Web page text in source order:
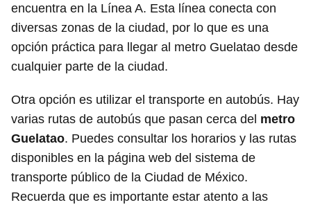
encuentra en la Línea A. Esta línea conecta con
diversas zonas de la ciudad, por lo que es una
opción práctica para llegar al metro Guelatao desde
cualquier parte de la ciudad.
Otra opción es utilizar el transporte en autobús. Hay
varias rutas de autobús que pasan cerca del metro
Guelatao. Puedes consultar los horarios y las rutas
disponibles en la página web del sistema de
transporte público de la Ciudad de México.
Recuerda que es importante estar atento a las